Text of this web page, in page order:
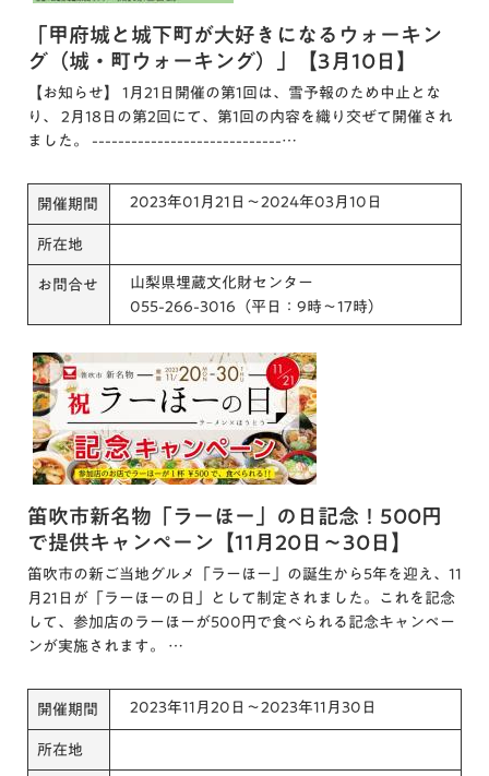
「甲府城と城下町が大好きになるウォーキン
グ（城・町ウォーキング）」【3月10日】
【お知らせ】 1月21日開催の第1回は、雪予報のため中止とな
り、 2月18日の第2回にて、第1回の内容を織り交ぜて開催され
ました。 -----------------------------…
開催期間 2023年01月21日～2024年03月10日
所在地
お問合せ
山梨県埋蔵文化財センター
055-266-3016（平日：9時～17時）
笛吹市新名物「ラーほー」の日記念！500円
で提供キャンペーン【11月20日～30日】
笛吹市の新ご当地グルメ「ラーほー」の誕生から5年を迎え、11
月21日が「ラーほーの日」として制定されました。これを記念
して、参加店のラーほーが500円で食べられる記念キャンペー
ンが実施されます。 …
開催期間 2023年11月20日～2023年11月30日
所在地